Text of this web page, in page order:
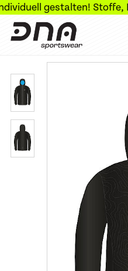
gestalten! Stoffe,
»